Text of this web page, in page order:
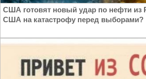
США готовят новый удар по нефти из
США на катастрофу перед выборами?